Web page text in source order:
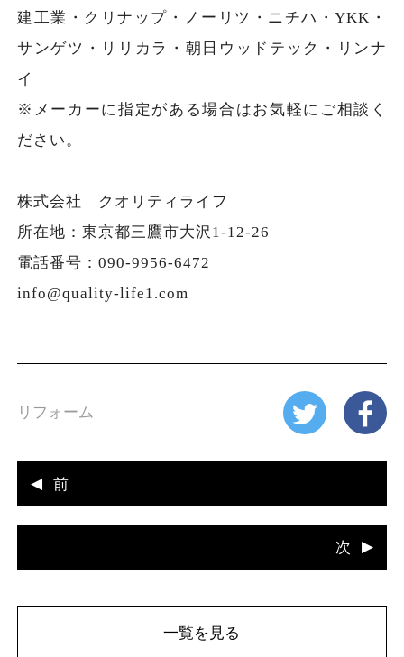
建工業・クリナップ・ノーリツ・ニチハ・YKK・
サンゲツ・リリカラ・朝日ウッドテック・リンナ
イ
※メーカーに指定がある場合はお気軽にご相談く
ださい。
株式会社 クオリティライフ
所在地：東京都三鷹市大沢1-12-26
電話番号：090-9956-6472
info@quality-life1.com
リフォーム
前
次
一覧を見る